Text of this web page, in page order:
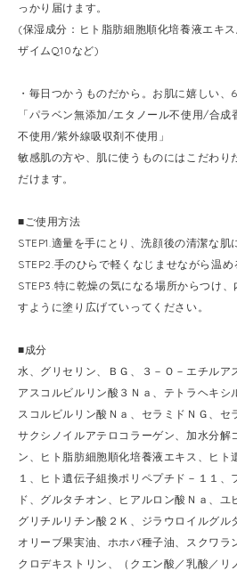
っかり届けます。
(保湿成分：ヒト脂肪細胞順化培養液エキ
ザイムQ10など)
・毎日つかうものだから。お肌に嬉しい、
「パラベン無添加/エタノール不使用/合
不使用/紫外線吸収剤不使用」
敏感肌の方や、肌に使うものにはこだわり
だけます。
■ご使用方法
STEP1.適量を手にとり、洗顔後の清潔な肌
STEP2.手のひらで軽くなじませながら温め
STEP3.特に乾燥の気になる場所からつけ
すように塗り広げていってください。
■成分
水、グリセリン、ＢＧ、３－Ｏ－エチルア
アスコルビルリン酸３Ｎａ、テトラヘキシ
スコルビルリン酸Ｎａ、セラミドＮＧ、セ
サクシノイルアテロコラーゲン、加水分解
ン、ヒト脂肪細胞順化培養液エキス、ヒト
１、ヒト遺伝子組換ポリペプチド－１１、
ド、グルタチオン、ヒアルロン酸Ｎａ、ユ
グリチルリチン酸２Ｋ、ジラウロイルグル
オリーブ果実油、ホホバ種子油、スクワラ
クロデキストリン、（クエン酸／乳酸／リ